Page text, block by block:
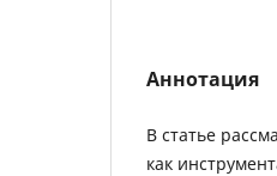
Аннотация
В статье
как